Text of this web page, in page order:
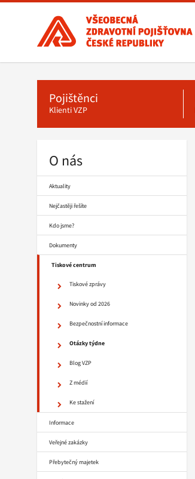
Všeobecná
zdravotní
pojišťovna
ČR,
hlavní
stránka
Pojištěnci
Klienti VZP
O nás
Aktuality
Nejčastěji řešíte
Kdo jsme?
Dokumenty
Tiskové centrum
Tiskové zprávy
Novinky od 2026
Bezpečnostní informace
Otázky týdne
Blog VZP
Z médií
Ke stažení
Informace
Veřejné zakázky
Přebytečný majetek